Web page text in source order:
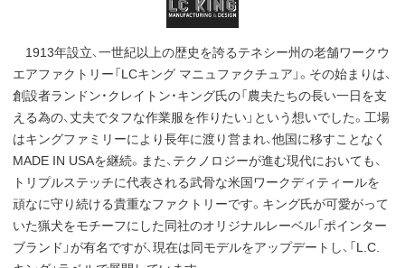
1913年設立、一世紀以上の歴史を誇るテネシー州の老舗ワークウ
エアファクトリー「LCキング マニュファクチュア」。その始まりは、
創設者ランドン・クレイトン・キング氏の「農夫たちの長い一日を支
える為の、丈夫でタフな作業服を作りたい」という想いでした。工場
はキングファミリーにより長年に渡り営まれ、他国に移すことなく
MADE IN USAを継続。また、テクノロジーが進む現代においても、
トリプルステッチに代表される武骨な米国ワークディティールを
頑なに守り続ける貴重なファクトリーです。キング氏が可愛がって
いた猟犬をモチーフにした同社のオリジナルレーベル「ポインター
ブランド」が有名ですが、現在は同モデルをアップデートし、「L.C.